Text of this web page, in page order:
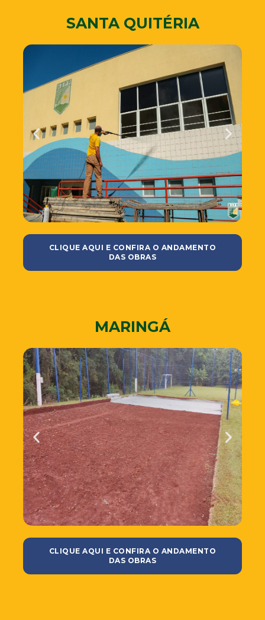
SANTA QUITÉRIA
CLIQUE AQUI E CONFIRA O ANDAMENTO
DAS OBRAS
MARINGÁ
CLIQUE AQUI E CONFIRA O ANDAMENTO
DAS OBRAS